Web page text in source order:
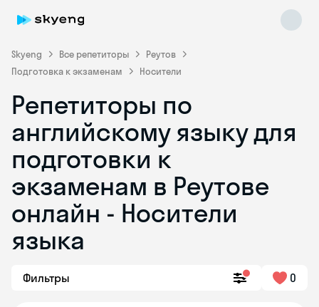
Skyeng Все репетиторы
Реутов
Подготовка к экзаменам
Носители
Репетиторы по
английскому языку для
подготовки к
экзаменам в Реутове
онлайн - Носители
языка
Фильтры 0
Skyeng Chat